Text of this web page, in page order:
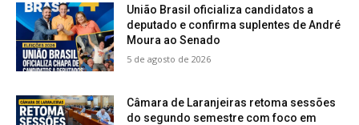
União Brasil oficializa candidatos a
deputado e confirma suplentes de André
Moura ao Senado
5 de agosto de 2026
Câmara de Laranjeiras retoma sessões
do segundo semestre com foco em